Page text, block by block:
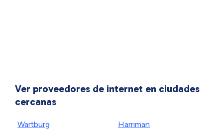
Ver proveedores de internet en ciudades
cercanas
Wartburg
Harriman